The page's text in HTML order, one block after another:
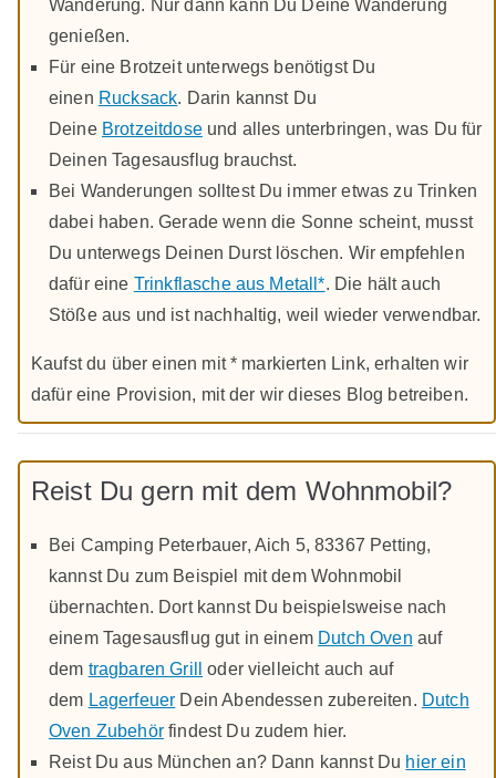
Wanderung. Nur dann kann Du Deine Wanderung
genießen.
Für eine Brotzeit unterwegs benötigst Du
einen Rucksack. Darin kannst Du
Deine Brotzeitdoseund alles unterbringen, was Du für
Deinen Tagesausflug brauchst.
Bei Wanderungen solltest Du immer etwas zu Trinken
dabei haben. Gerade wenn die Sonne scheint, musst
Du unterwegs Deinen Durst löschen. Wir empfehlen
dafür eine Trinkflasche aus Metall*. Die hält auch
Stöße aus und ist nachhaltig, weil wieder verwendbar.
Kaufst du über einen mit * markierten Link, erhalten wir
dafür eine Provision, mit der wir dieses Blog betreiben.
Reist Du gern mit dem Wohnmobil?
Bei Camping Peterbauer, Aich 5, 83367 Petting,
kannst Du zum Beispiel mit dem Wohnmobil
übernachten. Dort kannst Du beispielsweise nach
einem Tagesausflug gut in einem Dutch Oven auf
dem tragbaren Grill
oder vielleicht auch auf
dem Lagerfeuer Dein Abendessen zubereiten. Dutch
Oven Zubehörfindest Du zudem hier.
Reist Du aus München an? Dann kannst Du hier ein